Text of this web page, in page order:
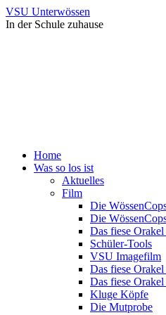
VSU Unterwössen
In der Schule zuhause
Home
Was so los ist
Aktuelles
Film
Die
Die
Das fiese
Schüler-Tools
VSU Imagefilm
Das fiese
Das fiese
Kluge Köpfe
Die Mutprobe